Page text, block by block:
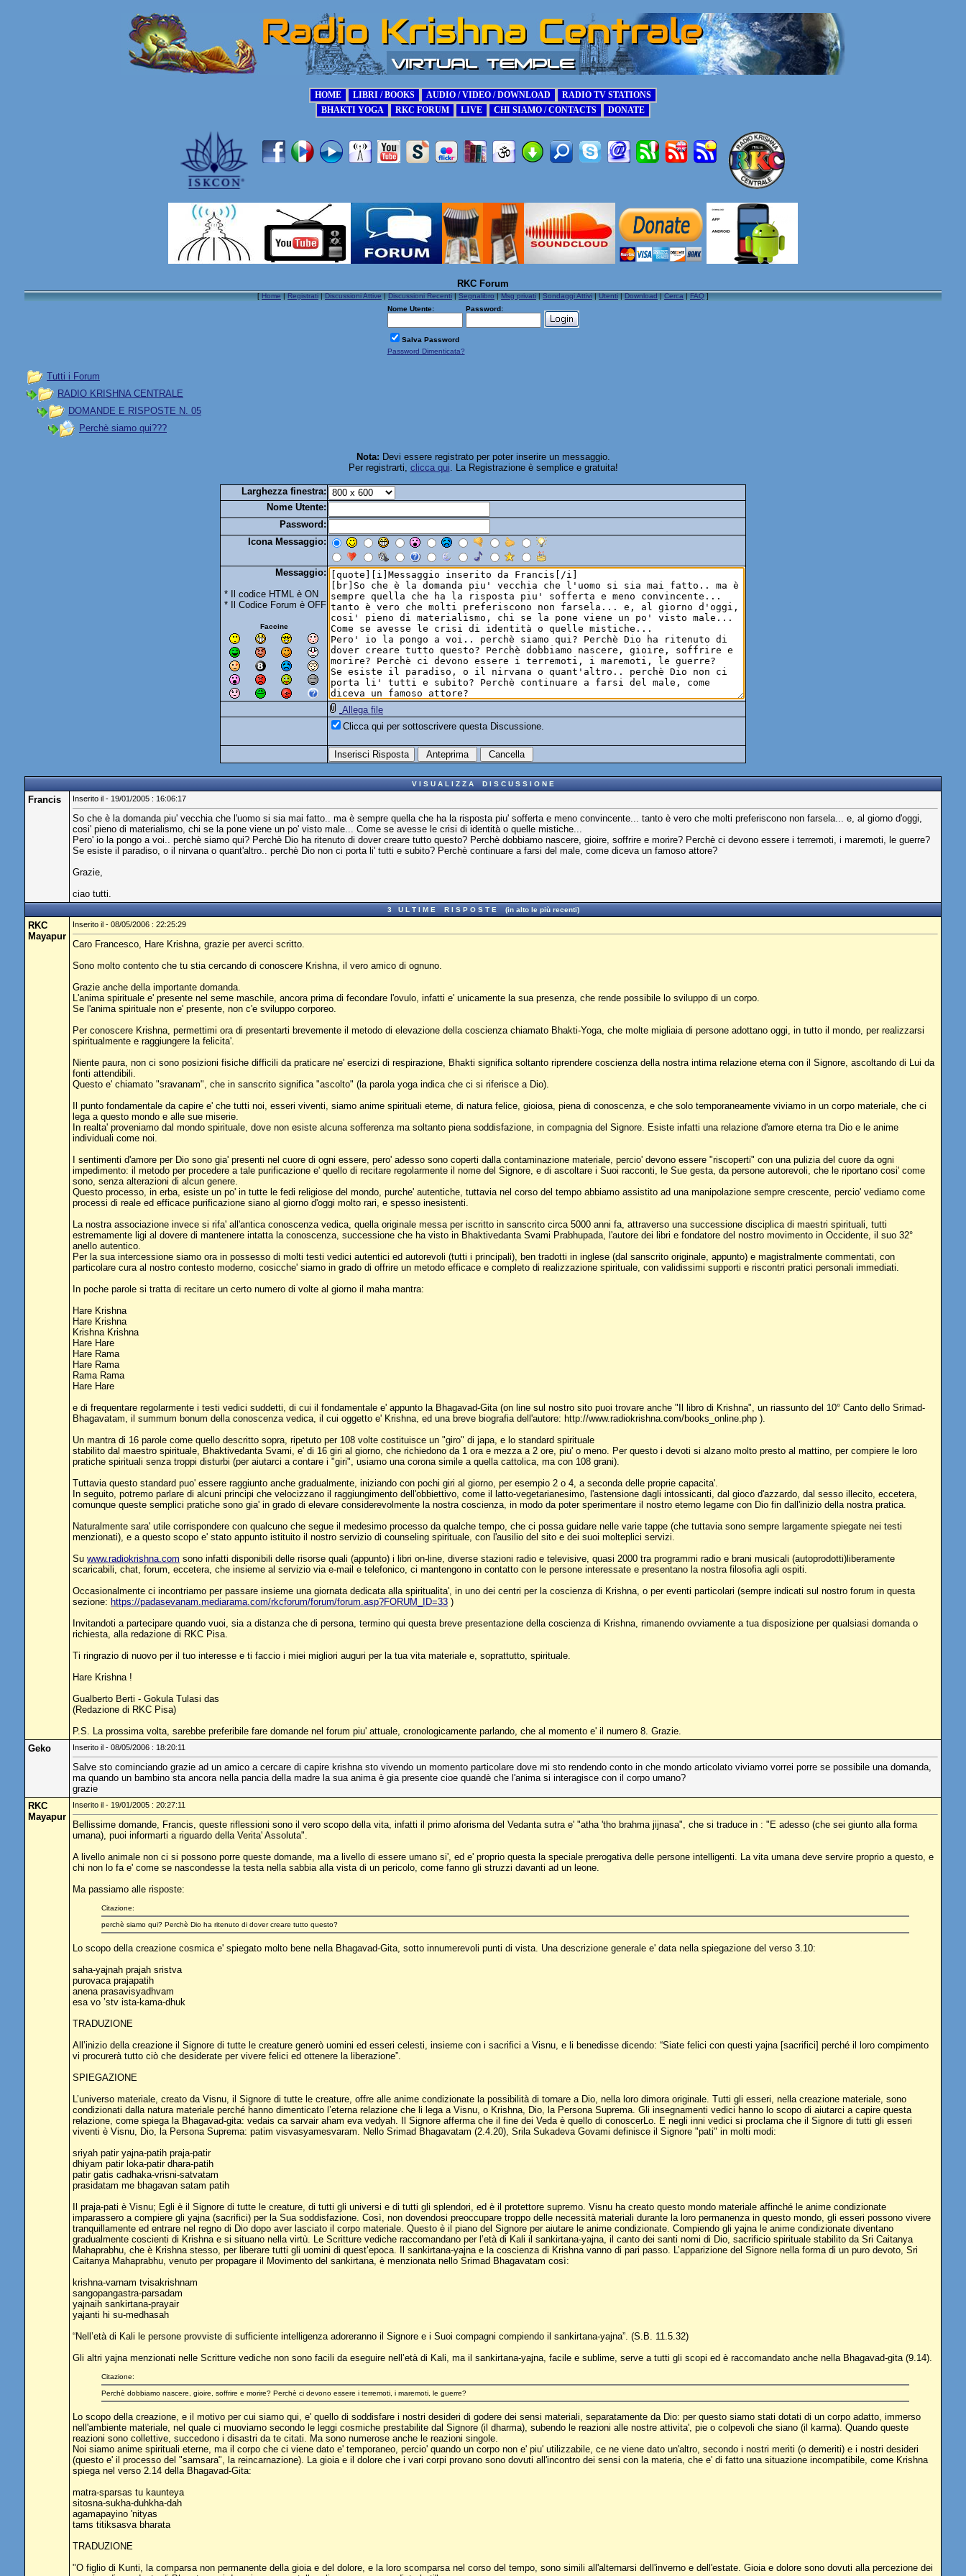
RKC Forum
[Home|Registrati|Discussioni Attive|Discussioni Recenti|Segnalibro|Msg privati|Sondaggi Attivi|Utenti|Download|Cerca|FAQ]
Nome Utente:
Password:
Salva Password
Password Dimenticata?
Tutti i Forum
RADIO KRISHNA CENTRALE
DOMANDE E RISPOSTE N. 05
Perchè siamo qui???
Nota: Devi essere registrato per poter inserire un messaggio.
Per registrarti, clicca qui. La Registrazione è semplice e gratuita!
Larghezza finestra:
Nome Utente:
Password:
Icona Messaggio:
Messaggio:
* Il codice HTML è ON
* Il Codice Forum è OFF
Faccine
Allega file
Clicca qui per sottoscrivere questa Discussione.
V I S U A L I Z Z A D I S C U S S I O N E
Francis Inserito il - 19/01/2005 : 16:06:17
So che è la domanda piu' vecchia che l'uomo si sia mai fatto.. ma è sempre quella che ha la risposta piu' sofferta e meno convincente... tanto è vero che molti preferiscono non farsela... e, al giorno d'oggi,
cosi' pieno di materialismo, chi se la pone viene un po' visto male... Come se avesse le crisi di identità o quelle mistiche...
Pero' io la pongo a voi.. perchè siamo qui? Perchè Dio ha ritenuto di dover creare tutto questo? Perchè dobbiamo nascere, gioire, soffrire e morire? Perchè ci devono essere i terremoti, i maremoti, le guerre?
Se esiste il paradiso, o il nirvana o quant'altro.. perchè Dio non ci porta li' tutti e subito? Perchè continuare a farsi del male, come diceva un famoso attore?
Grazie,
ciao tutti.
3 U L T I M E R I S P O S T E (in alto le più recenti)
RKC
Mayapur
Inserito il - 08/05/2006 : 22:25:29
Caro Francesco, Hare Krishna, grazie per averci scritto.
Sono molto contento che tu stia cercando di conoscere Krishna, il vero amico di ognuno.
Grazie anche della importante domanda.
L'anima spirituale e' presente nel seme maschile, ancora prima di fecondare l'ovulo, infatti e' unicamente la sua presenza, che rende possibile lo sviluppo di un corpo.
Se l'anima spirituale non e' presente, non c'e sviluppo corporeo.
Per conoscere Krishna, permettimi ora di presentarti brevemente il metodo di elevazione della coscienza chiamato Bhakti-Yoga, che molte migliaia di persone adottano oggi, in tutto il mondo, per realizzarsi
spiritualmente e raggiungere la felicita'.
Niente paura, non ci sono posizioni fisiche difficili da praticare ne' esercizi di respirazione, Bhakti significa soltanto riprendere coscienza della nostra intima relazione eterna con il Signore, ascoltando di Lui da
fonti attendibili.
Questo e' chiamato "sravanam", che in sanscrito significa "ascolto" (la parola yoga indica che ci si riferisce a Dio).
Il punto fondamentale da capire e' che tutti noi, esseri viventi, siamo anime spirituali eterne, di natura felice, gioiosa, piena di conoscenza, e che solo temporaneamente viviamo in un corpo materiale, che ci
lega a questo mondo e alle sue miserie.
In realta' proveniamo dal mondo spirituale, dove non esiste alcuna sofferenza ma soltanto piena soddisfazione, in compagnia del Signore. Esiste infatti una relazione d'amore eterna tra Dio e le anime
individuali come noi.
I sentimenti d'amore per Dio sono gia' presenti nel cuore di ogni essere, pero' adesso sono coperti dalla contaminazione materiale, percio' devono essere "riscoperti" con una pulizia del cuore da ogni
impedimento: il metodo per procedere a tale purificazione e' quello di recitare regolarmente il nome del Signore, e di ascoltare i Suoi racconti, le Sue gesta, da persone autorevoli, che le riportano cosi' come
sono, senza alterazioni di alcun genere.
Questo processo, in erba, esiste un po' in tutte le fedi religiose del mondo, purche' autentiche, tuttavia nel corso del tempo abbiamo assistito ad una manipolazione sempre crescente, percio' vediamo come
processi di reale ed efficace purificazione siano al giorno d'oggi molto rari, e spesso inesistenti.
La nostra associazione invece si rifa' all'antica conoscenza vedica, quella originale messa per iscritto in sanscrito circa 5000 anni fa, attraverso una successione disciplica di maestri spirituali, tutti
estremamente ligi al dovere di mantenere intatta la conoscenza, successione che ha visto in Bhaktivedanta Svami Prabhupada, l'autore dei libri e fondatore del nostro movimento in Occidente, il suo 32°
anello autentico.
Per la sua intercessione siamo ora in possesso di molti testi vedici autentici ed autorevoli (tutti i principali), ben tradotti in inglese (dal sanscrito originale, appunto) e magistralmente commentati, con
particolare cura al nostro contesto moderno, cosicche' siamo in grado di offrire un metodo efficace e completo di realizzazione spirituale, con validissimi supporti e riscontri pratici personali immediati.
In poche parole si tratta di recitare un certo numero di volte al giorno il maha mantra:
Hare Krishna
Hare Krishna
Krishna Krishna
Hare Hare
Hare Rama
Hare Rama
Rama Rama
Hare Hare
e di frequentare regolarmente i testi vedici suddetti, di cui il fondamentale e' appunto la Bhagavad-Gita (on line sul nostro sito puoi trovare anche "Il libro di Krishna", un riassunto del 10° Canto dello Srimad-
Bhagavatam, il summum bonum della conoscenza vedica, il cui oggetto e' Krishna, ed una breve biografia dell'autore: http://www.radiokrishna.com/books_online.php ).
Un mantra di 16 parole come quello descritto sopra, ripetuto per 108 volte costituisce un "giro" di japa, e lo standard spirituale
stabilito dal maestro spirituale, Bhaktivedanta Svami, e' di 16 giri al giorno, che richiedono da 1 ora e mezza a 2 ore, piu' o meno. Per questo i devoti si alzano molto presto al mattino, per compiere le loro
pratiche spirituali senza troppi disturbi (per aiutarci a contare i "giri", usiamo una corona simile a quella cattolica, ma con 108 grani).
Tuttavia questo standard puo' essere raggiunto anche gradualmente, iniziando con pochi giri al giorno, per esempio 2 o 4, a seconda delle proprie capacita'.
In seguito, potremo parlare di alcuni principi che velocizzano il raggiungimento dell'obbiettivo, come il latto-vegetarianesimo, l'astensione dagli intossicanti, dal gioco d'azzardo, dal sesso illecito, eccetera,
comunque queste semplici pratiche sono gia' in grado di elevare considerevolmente la nostra coscienza, in modo da poter sperimentare il nostro eterno legame con Dio fin dall'inizio della nostra pratica.
Naturalmente sara' utile corrispondere con qualcuno che segue il medesimo processo da qualche tempo, che ci possa guidare nelle varie tappe (che tuttavia sono sempre largamente spiegate nei testi
menzionati), e a questo scopo e' stato appunto istituito il nostro servizio di counseling spirituale, con l'ausilio del sito e dei suoi molteplici servizi.
Su www.radiokrishna.com sono infatti disponibili delle risorse quali (appunto) i libri on-line, diverse stazioni radio e televisive, quasi 2000 tra programmi radio e brani musicali (autoprodotti)liberamente
scaricabili, chat, forum, eccetera, che insieme al servizio via e-mail e telefonico, ci mantengono in contatto con le persone interessate e presentano la nostra filosofia agli ospiti.
Occasionalmente ci incontriamo per passare insieme una giornata dedicata alla spiritualita', in uno dei centri per la coscienza di Krishna, o per eventi particolari (sempre indicati sul nostro forum in questa
sezione: https://padasevanam.mediarama.com/rkcforum/forum/forum.asp?FORUM_ID=33 )
Invitandoti a partecipare quando vuoi, sia a distanza che di persona, termino qui questa breve presentazione della coscienza di Krishna, rimanendo ovviamente a tua disposizione per qualsiasi domanda o
richiesta, alla redazione di RKC Pisa.
Ti ringrazio di nuovo per il tuo interesse e ti faccio i miei migliori auguri per la tua vita materiale e, soprattutto, spirituale.
Hare Krishna !
Gualberto Berti - Gokula Tulasi das
(Redazione di RKC Pisa)
P.S. La prossima volta, sarebbe preferibile fare domande nel forum piu' attuale, cronologicamente parlando, che al momento e' il numero 8. Grazie.
Geko
Inserito il - 08/05/2006 : 18:20:11
Salve sto cominciando grazie ad un amico a cercare di capire krishna sto vivendo un momento particolare dove mi sto rendendo conto in che mondo articolato viviamo vorrei porre se possibile una domanda,
ma quando un bambino sta ancora nella pancia della madre la sua anima è gia presente cioe quandè che l'anima si interagisce con il corpo umano?
grazie
RKC
Mayapur
Inserito il - 19/01/2005 : 20:27:11
Bellissime domande, Francis, queste riflessioni sono il vero scopo della vita, infatti il primo aforisma del Vedanta sutra e' "atha 'tho brahma jijnasa", che si traduce in : "E adesso (che sei giunto alla forma
umana), puoi informarti a riguardo della Verita' Assoluta".
A livello animale non ci si possono porre queste domande, ma a livello di essere umano si', ed e' proprio questa la speciale prerogativa delle persone intelligenti. La vita umana deve servire proprio a questo, e
chi non lo fa e' come se nascondesse la testa nella sabbia alla vista di un pericolo, come fanno gli struzzi davanti ad un leone.
Ma passiamo alle risposte:
Citazione:
perchè siamo qui? Perchè Dio ha ritenuto di dover creare tutto questo?
Lo scopo della creazione cosmica e' spiegato molto bene nella Bhagavad-Gita, sotto innumerevoli punti di vista. Una descrizione generale e' data nella spiegazione del verso 3.10:
saha-yajnah prajah sristva
purovaca prajapatih
anena prasavisyadhvam
esa vo ’stv ista-kama-dhuk
TRADUZIONE
All’inizio della creazione il Signore di tutte le creature generò uomini ed esseri celesti, insieme con i sacrifici a Visnu, e li benedisse dicendo: “Siate felici con questi yajna [sacrifici] perché il loro compimento
vi procurerà tutto ciò che desiderate per vivere felici ed ottenere la liberazione”.
SPIEGAZIONE
L’universo materiale, creato da Visnu, il Signore di tutte le creature, offre alle anime condizionate la possibilità di tornare a Dio, nella loro dimora originale. Tutti gli esseri, nella creazione materiale, sono
condizionati dalla natura materiale perché hanno dimenticato l’eterna relazione che li lega a Visnu, o Krishna, Dio, la Persona Suprema. Gli insegnamenti vedici hanno lo scopo di aiutarci a capire questa
relazione, come spiega la Bhagavad-gita: vedais ca sarvair aham eva vedyah. Il Signore afferma che il fine dei Veda è quello di conoscerLo. E negli inni vedici si proclama che il Signore di tutti gli esseri
viventi è Visnu, Dio, la Persona Suprema: patim visvasyamesvaram. Nello Srimad Bhagavatam (2.4.20), Srila Sukadeva Govami definisce il Signore "pati" in molti modi:
sriyah patir yajna-patih praja-patir
dhiyam patir loka-patir dhara-patih
patir gatis cadhaka-vrisni-satvatam
prasidatam me bhagavan satam patih
Il praja-pati è Visnu; Egli è il Signore di tutte le creature, di tutti gli universi e di tutti gli splendori, ed è il protettore supremo. Visnu ha creato questo mondo materiale affinché le anime condizionate
imparassero a compiere gli yajna (sacrifici) per la Sua soddisfazione. Così, non dovendosi preoccupare troppo delle necessità materiali durante la loro permanenza in questo mondo, gli esseri possono vivere
tranquillamente ed entrare nel regno di Dio dopo aver lasciato il corpo materiale. Questo è il piano del Signore per aiutare le anime condizionate. Compiendo gli yajna le anime condizionate diventano
gradualmente coscienti di Krishna e si situano nella virtù. Le Scritture vediche raccomandano per l’età di Kali il sankirtana-yajna, il canto dei santi nomi di Dio, sacrificio spirituale stabilito da Sri Caitanya
Mahaprabhu, che è Krishna stesso, per liberare tutti gli uomini di quest’epoca. Il sankirtana-yajna e la coscienza di Krishna vanno di pari passo. L’apparizione del Signore nella forma di un puro devoto, Sri
Caitanya Mahaprabhu, venuto per propagare il Movimento del sankirtana, è menzionata nello Srimad Bhagavatam così:
krishna-varnam tvisakrishnam
sangopangastra-parsadam
yajnaih sankirtana-prayair
yajanti hi su-medhasah
“Nell’età di Kali le persone provviste di sufficiente intelligenza adoreranno il Signore e i Suoi compagni compiendo il sankirtana-yajna”. (S.B. 11.5.32)
Gli altri yajna menzionati nelle Scritture vediche non sono facili da eseguire nell’età di Kali, ma il sankirtana-yajna, facile e sublime, serve a tutti gli scopi ed è raccomandato anche nella Bhagavad-gita (9.14).
Citazione:
Perchè dobbiamo nascere, gioire, soffrire e morire? Perchè ci devono essere i terremoti, i maremoti, le guerre?
Lo scopo della creazione, e il motivo per cui siamo qui, e' quello di soddisfare i nostri desideri di godere dei sensi materiali, separatamente da Dio: per questo siamo stati dotati di un corpo adatto, immerso
nell'ambiente materiale, nel quale ci muoviamo secondo le leggi cosmiche prestabilite dal Signore (il dharma), subendo le reazioni alle nostre attivita', pie o colpevoli che siano (il karma). Quando queste
reazioni sono collettive, succedono i disastri da te citati. Ma sono numerose anche le reazioni singole.
Noi siamo anime spirituali eterne, ma il corpo che ci viene dato e' temporaneo, percio' quando un corpo non e' piu' utilizzabile, ce ne viene dato un'altro, secondo i nostri meriti (o demeriti) e i nostri desideri
(questo e' il processo del "samsara", la reincarnazione). La gioia e il dolore che i vari corpi provano sono dovuti all'incontro dei sensi con la materia, che e' di fatto una situazione incompatibile, come Krishna
spiega nel verso 2.14 della Bhagavad-Gita:
matra-sparsas tu kaunteya
sitosna-sukha-duhkha-dah
agamapayino 'nityas
tams titiksasva bharata
TRADUZIONE
"O figlio di Kunti, la comparsa non permanente della gioia e del dolore, e la loro scomparsa nel corso del tempo, sono simili all'alternarsi dell'inverno e dell'estate. Gioia e dolore sono dovuti alla percezione dei